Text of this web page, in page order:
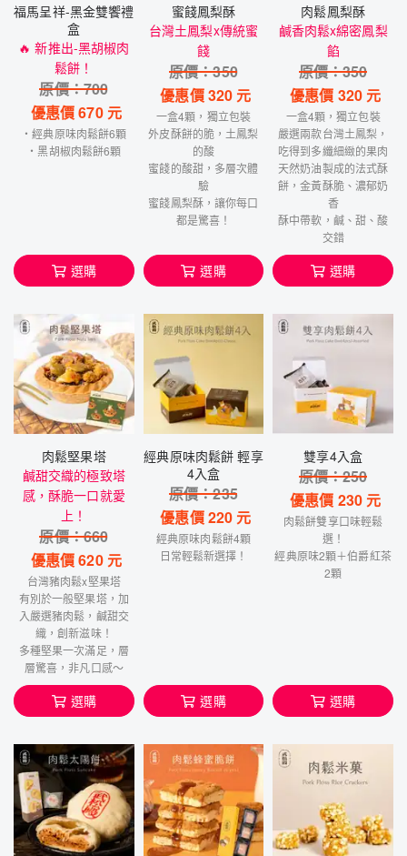
福馬呈祥-黑金雙饗禮
盒
🔥 新推出-黑胡椒肉
鬆餅！
原價：700
優惠價670元
・經典原味肉鬆餅6顆
・黑胡椒肉鬆餅6顆
選購
蜜餞鳳梨酥
台灣土鳳梨x傳統蜜
餞
原價：350
優惠價320 元
一盒4顆，獨立包裝
外皮酥餅的脆，土鳳梨
的酸
蜜餞的酸甜，多層次體
驗
蜜餞鳳梨酥，讓你每口
都是驚喜！
選購
肉鬆鳳梨酥
鹹香肉鬆x綿密鳳梨
餡
原價：350
優惠價 320元
一盒4顆，獨立包裝
嚴選兩款台灣土鳳梨，
吃得到多纖細緻的果肉
天然奶油製成的法式酥
餅，金黃酥脆、濃郁奶
香
酥中帶軟，鹹、甜、酸
交錯
選購
肉鬆堅果塔
鹹甜交織的極致塔
感，酥脆一口就愛
上！
原價：660
優惠價620元
台灣豬肉鬆x堅果塔
有別於一般堅果塔，加
入嚴選豬肉鬆，鹹甜交
織，創新滋味！
多種堅果一次滿足，層
層驚喜，非凡口感～
選購
經典原味肉鬆餅 輕享
4入盒
原價：235
優惠價220 元
經典原味肉鬆餅4顆
日常輕鬆新選擇！
選購
雙享4入盒
原價：250
優惠價 230元
肉鬆餅雙享口味輕鬆
選！
經典原味2顆＋伯爵紅茶
2顆
選購